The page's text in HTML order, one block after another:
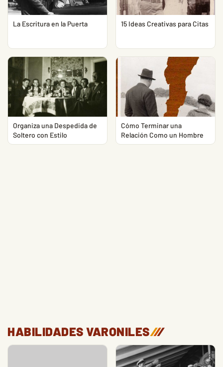
La Escritura en la Puerta 15 Ideas Creativas para Citas
Organiza una Despedida de
Soltero con Estilo
Cómo Terminar una
Relación Como un Hombre
HABILIDADES VARONILES///